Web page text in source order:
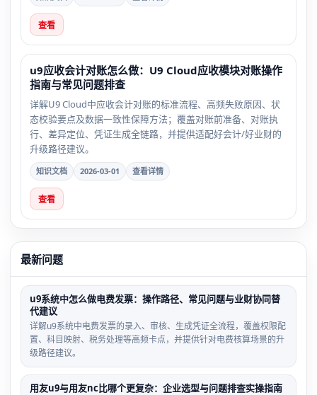
查看
u9应收会计对账怎么做：U9 Cloud应收模块对账操作
指南与常见问题排查
详解U9 Cloud中应收会计对账的标准流程、高频失败原因、状
态校验要点及数据一致性保障方法；覆盖对账前准备、对账执
行、差异定位、凭证生成全链路，并提供适配好会计/好业财的
升级路径建议。
知识文档 2026-03-01 查看详情
查看
最新问题
u9系统中怎么做电费发票：操作路径、常见问题与业财协同替
代建议
详解u9系统中电费发票的录入、审核、生成凭证全流程，覆盖权限配
置、科目映射、税务处理等高频卡点，并提供针对电费核算场景的升
级路径建议。
用友u9与用友nc比哪个更复杂：企业选型与问题排查实操指南